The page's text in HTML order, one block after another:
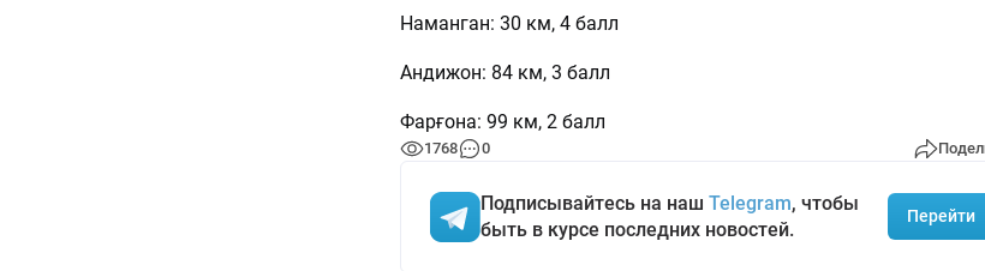
Наманган: 30 км, 4 балл
Андижон: 84 км, 3 балл
Фарғона: 99 км, 2 балл
1768 0
Подписывайтесь на наш Telegram, чтобы
быть в курсе последних новостей.
Перейти